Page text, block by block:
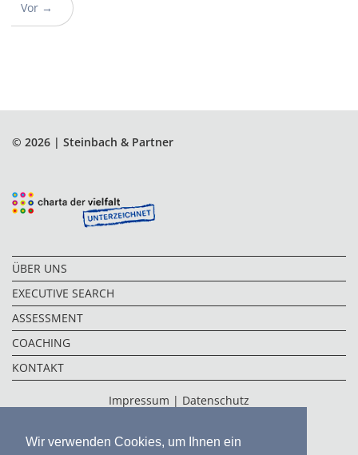
Wir verwenden Cookies, um Ihnen ein
Vor →
© 2026 | Steinbach & Partner
ÜBER UNS
EXECUTIVE SEARCH
ASSESSMENT
COACHING
KONTAKT
Impressum | Datenschutz